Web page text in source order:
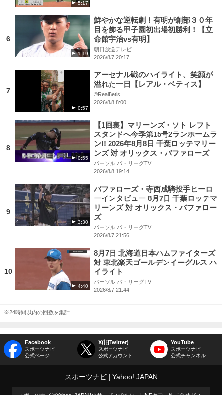
5:17
6
1:19
鮮やかな逆転劇！有明が創部３０年
目を飾る甲子園初出場初勝利！【立
命館宇治vs有明】
朝日放送テレビ
2026/8/7 20:17
7
0:57
アーセナル戦のハイライト、笑顔が
溢れた一日【レアル・ベティス】
©RealBetis
2026/8/8 8:00
8
0:55
【1回裏】マリーンズ・ソト レフト
スタンドへ今季第15号2ランホームラ
ン!! 2026年8月8日 千葉ロッテマリー
ンズ 対 オリックス・バファローズ
パーソル パ・リーグTV
2026/8/8 19:14
9
3:30
バファローズ・寺西成騎投手ヒーロ
ーインタビュー 8月7日 千葉ロッテマ
リーンズ 対 オリックス・バファロー
ズ
パーソル パ・リーグTV
2026/8/7 21:56
10
4:40
8月7日 北海道日本ハムファイターズ
対 東北楽天ゴールデンイーグルス ハ
イライト
パーソル パ・リーグTV
2026/8/7 21:44
※24時間以内の回数を集計
Facebook
スポーツナビ
公式ページ
X(旧Twitter)
スポーツナビ
公式アカウント
YouTube
スポーツナビ
公式チャンネル
スポーツナビ Yahoo! JAPAN